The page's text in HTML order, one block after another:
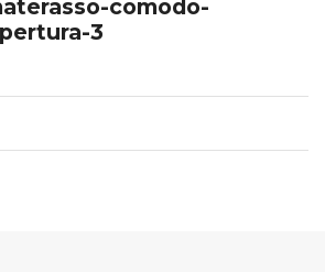
comodo-
3